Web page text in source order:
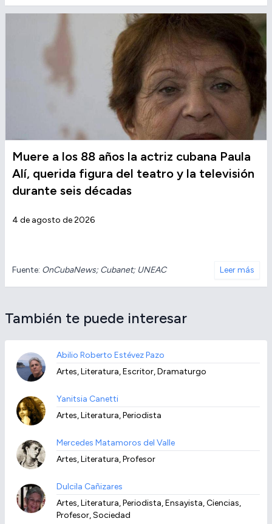
Muere a los 88 años la actriz cubana Paula
Alí, querida figura del teatro y la televisión
durante seis décadas
4 de agosto de 2026
Fuente: OnCubaNews; Cubanet; UNEAC Leer más
También te puede interesar
Abilio Roberto Estévez Pazo
Artes, Literatura, Escritor, Dramaturgo
Yanitsia Canetti
Artes, Literatura, Periodista
Mercedes Matamoros del Valle
Artes, Literatura, Profesor
Dulcila Cañizares
Artes, Literatura, Periodista, Ensayista, Ciencias,
Profesor, Sociedad